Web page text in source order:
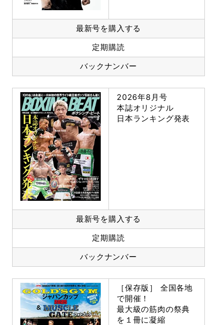
最新号を購入する
定期購読
バックナンバー
2026年8月号
本誌オリジナル
日本ランキング発表
最新号を購入する
定期購読
バックナンバー
［保存版］ 全国各地
で開催！
最大級の筋肉の祭典
を１冊に凝縮